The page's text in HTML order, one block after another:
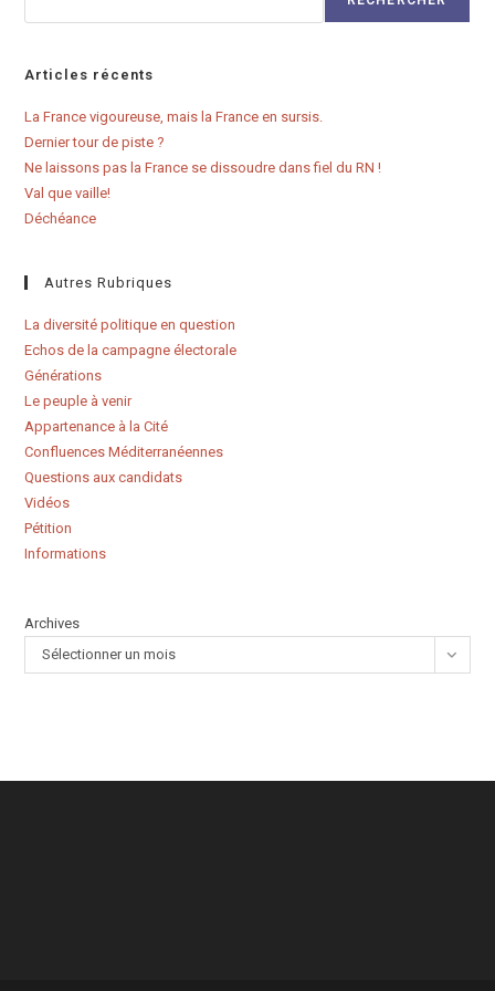
Articles récents
La France vigoureuse, mais la France en sursis.
Dernier tour de piste ?
Ne laissons pas la France se dissoudre dans fiel du RN !
Val que vaille!
Déchéance
Autres Rubriques
La diversité politique en question
Echos de la campagne électorale
Générations
Le peuple à venir
Appartenance à la Cité
Confluences Méditerranéennes
Questions aux candidats
Vidéos
Pétition
Informations
Archives
Sélectionner un mois